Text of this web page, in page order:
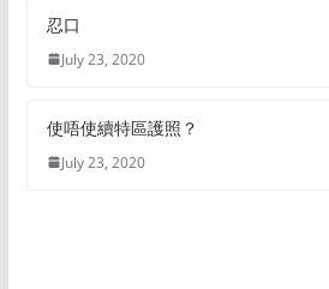
忍口
July 23, 2020
使唔使續特區護照？
July 23, 2020